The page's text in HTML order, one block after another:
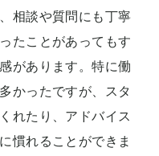
相談や質問にも丁寧
たことがあってもす
があります。特に働
かったですが、スタ
れたり、アドバイス
慣れることができま